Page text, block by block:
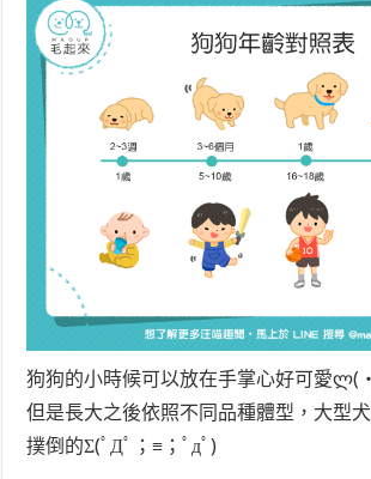
狗狗的小時候可以放在手掌心好可愛
但是長大之後依照不同品種體型，大型
撲倒的Σ(ﾟДﾟ；≡；ﾟдﾟ)